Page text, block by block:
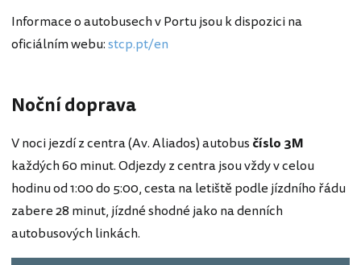
Informace o autobusech v Portu jsou k dispozici na
oficiálním webu:stcp.pt/en
Noční doprava
V noci jezdí z centra (Av. Aliados) autobus číslo 3M
každých 60 minut. Odjezdy z centra jsou vždy v celou
hodinu od 1:00 do 5:00, cesta na letiště podle jízdního řádu
zabere 28 minut, jízdné shodné jako na denních
autobusových linkách.